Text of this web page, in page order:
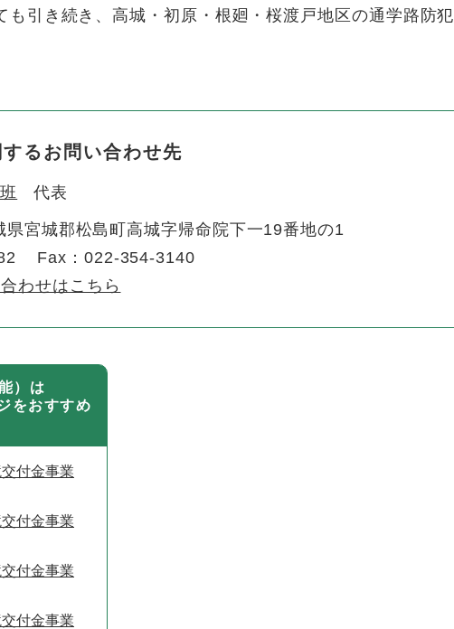
引き続き、高城・初原・根廻・桜渡戸地区の通学路防
るお問い合わせ先
代表
県宮城郡松島町高城字帰命院下一19番地の1
Fax：022-354-3140
わせはこちら
）は
をおすすめ
付金事業
付金事業
付金事業
付金事業